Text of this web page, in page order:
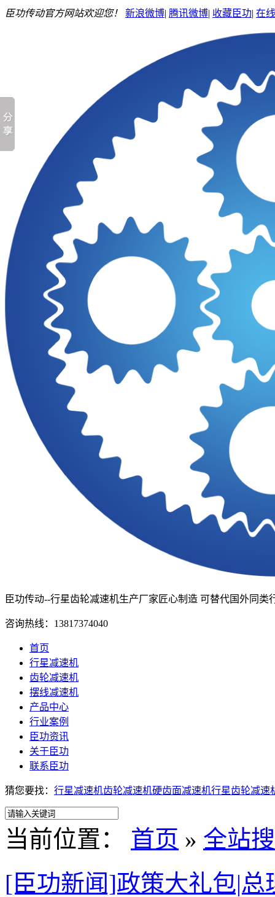
臣功传动官方网站欢迎您！ 新浪微博| 腾讯微博| 收藏臣功| 在
臣功传动--行星齿轮减速机生产厂家 匠心制造 可替代国外同类
咨询热线： 13817374040
首页
行星减速机
齿轮减速机
摆线减速机
产品中心
行业案例
臣功资讯
关于臣功
联系臣功
猜您要找： 行星减速机齿轮减速机硬齿面减速机行星齿轮减速
当前位置： 首页 » 全站
[臣功新闻]政策大礼包|